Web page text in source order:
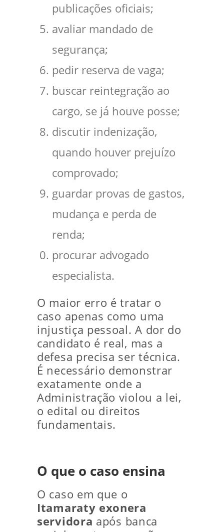
publicações oficiais;
avaliar mandado de
segurança;
pedir reserva de vaga;
buscar reintegração ao
cargo, se já houve posse;
discutir indenização,
quando houver prejuízo
comprovado;
guardar provas de gastos,
mudança e perda de
renda;
procurar advogado
especialista.
O maior erro é tratar o
caso apenas como uma
injustiça pessoal. A dor do
candidato é real, mas a
defesa precisa ser técnica.
É necessário demonstrar
exatamente onde a
Administração violou a lei,
o edital ou direitos
fundamentais.
O que o caso ensina
O caso em que o
Itamaraty exonera
servidora após banca